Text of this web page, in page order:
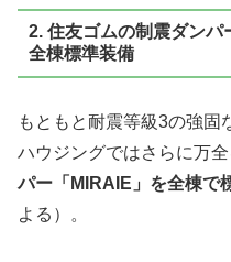
2. 住友ゴムの制震ダン
全棟標準装備
もともと耐震等級3の強固
ハウジングではさらに万
パー「MIRAIE」を全棟で
よる）。